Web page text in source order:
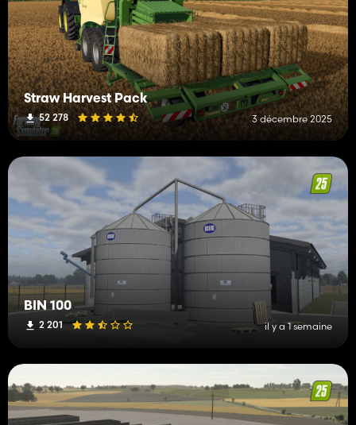
Straw Harvest Pack
52 278 3 décembre 2025
BIN 100
2 201 il y a 1 semaine